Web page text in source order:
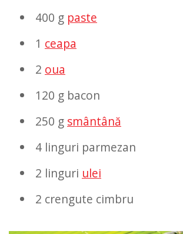
400 g paste
1 ceapa
2 oua
120 g bacon
250 g smântână
4 linguri parmezan
2 linguri ulei
2 crengute cimbru